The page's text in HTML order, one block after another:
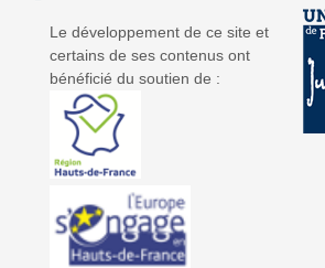
Le développement de ce site et
certains de ses contenus ont
bénéficié du soutien de :